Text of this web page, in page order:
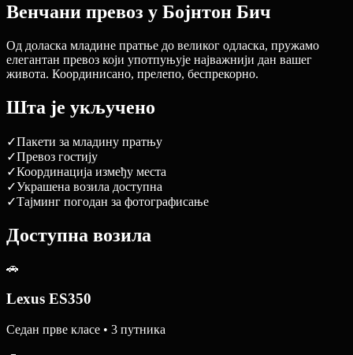
Венчани превоз у Бојнтон Бич
Од доласка младине пратње до великог одласка, пружамо
елегантан превоз који употпуњује најважнији дан вашег
живота. Координисано, прелепо, беспрекорно.
Шта је укључено
✓Пакети за младину пратњу
✓Превоз гостију
✓Координација између места
✓Украшена возила доступна
✓Тајминг погодан за фотографисање
Доступна возила
🚗
Lexus ES350
Седан прве класе • 3 путника